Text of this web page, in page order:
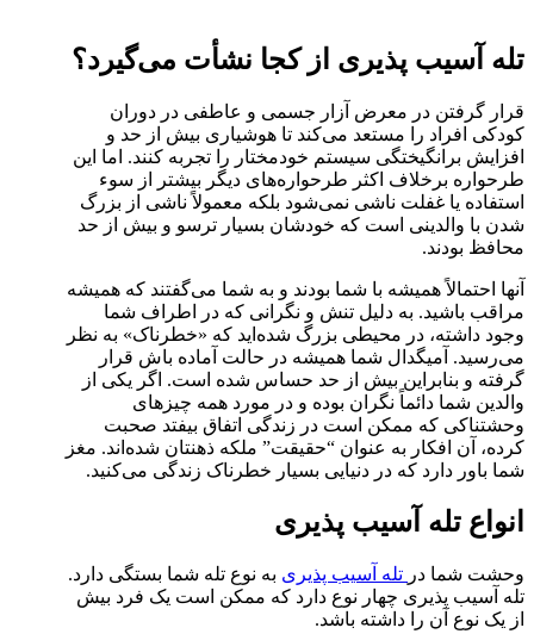
تله آسیب پذیری از کجا نشأت می‌گیرد؟
قرار گرفتن در معرض آزار جسمی و عاطفی در دوران
کودکی افراد را مستعد می‌کند تا هوشیاری بیش از حد و
افزایش برانگیختگی سیستم خودمختار را تجربه کنند. اما این
طرحواره برخلاف اکثر طرحواره‌های دیگر بیشتر از سوء
استفاده یا غفلت ناشی نمی‌شود بلکه معمولاً ناشی از بزرگ
شدن با والدینی است که خودشان بسیار ترسو و بیش از حد
محافظ بودند.
آنها احتمالاً همیشه با شما بودند و به شما می‌گفتند که همیشه
مراقب باشید. به دلیل تنش و نگرانی که در اطراف شما
وجود داشته، در محیطی بزرگ شده‌اید که «خطرناک» به نظر
می‌رسید. آمیگدال شما همیشه در حالت آماده باش قرار
گرفته و بنابراین بیش از حد حساس شده است. اگر یکی از
والدین شما دائماً نگران بوده و در مورد همه چیزهای
وحشتناکی که ممکن است در زندگی اتفاق بیفتد صحبت
کرده، آن افکار به عنوان “حقیقت” ملکه ذهنتان شده‌اند. مغز
شما باور دارد که در دنیایی بسیار خطرناک زندگی می‌کنید.
انواع تله آسیب پذیری
وحشت شما در تله آسیب پذیری به نوع تله شما بستگی دارد.
تله آسیب پذیری چهار نوع دارد که ممکن است یک فرد بیش
از یک نوع آن را داشته باشد.